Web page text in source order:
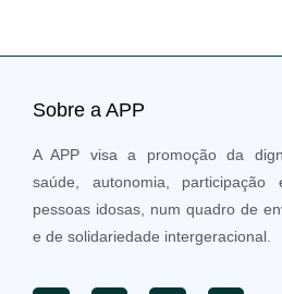
Sobre a APP
A APP visa a promoção da
saúde, autonomia, participação
pessoas idosas, num quadro de
e de solidariedade intergeracional.